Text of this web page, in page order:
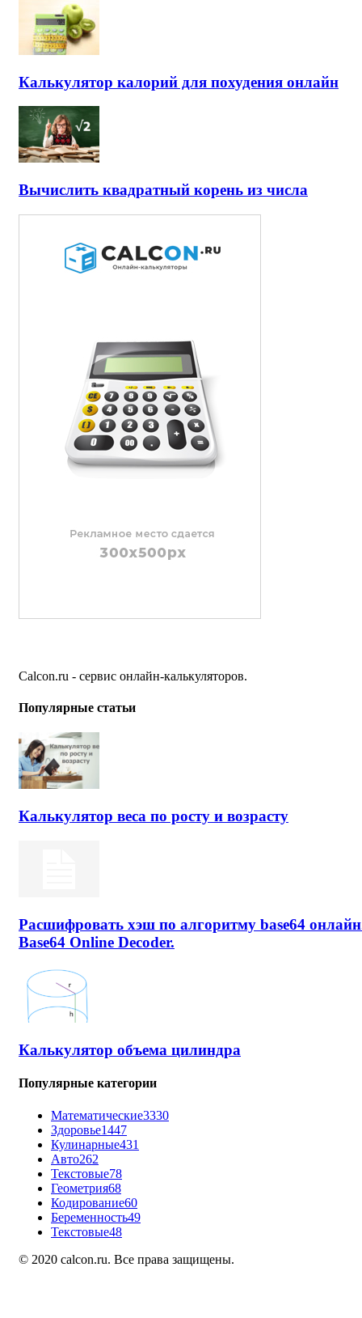
Калькулятор калорий для похудения онлайн
Вычислить квадратный корень из числа
Calcon.ru - сервис онлайн-калькуляторов.
Популярные статьи
Калькулятор веса по росту и возрасту
Расшифровать хэш по алгоритму base64
Base64 Online Decoder.
Калькулятор объема цилиндра
Популярные категории
Математические3330
Здоровье1447
Кулинарные431
Авто262
Текстовые78
Геометрия68
Кодирование60
Беременность49
Текстовые48
© 2020 calcon.ru. Все права защищены.